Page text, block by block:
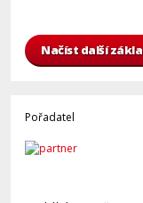
Načíst další
Pořadatel